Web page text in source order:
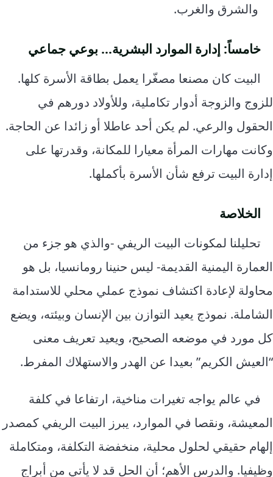
والشرق والغرب.
خامساً: إدارة الموارد البشرية… بوعي جماعي
البيت كان مصنعا مصغّرا يعمل بطاقة الأسرة كلها.
للزوج والزوجة أدوار تكاملية، وللأولاد دورهم في
الحقول والرعي. لم يكن أحد عاطلا أو زائدا عن الحاجة.
وكانت مهارات المرأة معيارا للمكانة، وقدرتها على
إدارة البيت ترفع شأن الأسرة بأكملها.
الخلاصة
تحليلنا لمكونات البيت الريفي -والذي هو جزء من
العمارة اليمنية القديمة- ليس حنينا رومانسيا، بل هو
محاولة لإعادة اكتشاف نموذج عملي محلي للاستدامة
الشاملة. نموذج يعيد التوازن بين الإنسان وبيئته، ويضع
كل مورد في موضعه الصحيح، ويعيد تعريف معنى
“العيش الكريم” بعيدا عن الهدر والاستهلاك المفرط.
في عالم يواجه تغيرات مناخية، ارتفاعا في كلفة
المعيشة، ونقصا في الموارد، يبرز البيت الريفي كمصدر
إلهام حقيقي لحلول محلية، منخفضة التكلفة، ومتكاملة
وظيفيا. والدرس الأهم؛ أن الحل قد لا يأتي من أبراج